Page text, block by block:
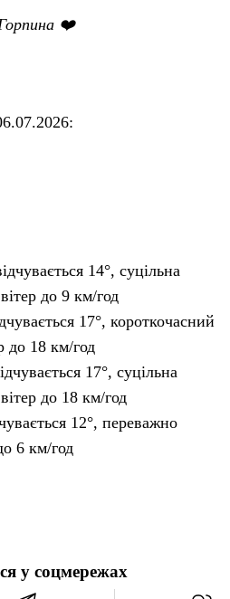
❤️
14°, суцільна
до 9 км/год
17°, короткочасний
до 18 км/год
17°, суцільна
до 18 км/год
12°, переважно
6 км/год
у соцмережах